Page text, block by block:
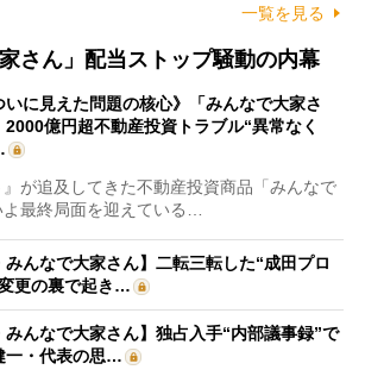
一覧を見る
家さん」配当ストップ騒動の内幕
いに見えた問題の核心》「みんなで大家さ
2000億円超不動産投資トラブル“異常なく
が追及してきた不動産投資商品「みんなで
最終局面を迎えている…
みんなで大家さん】二転三転した“成田プロ
更の裏で起き…
みんなで大家さん】独占入手“内部議事録”で
一・代表の思…